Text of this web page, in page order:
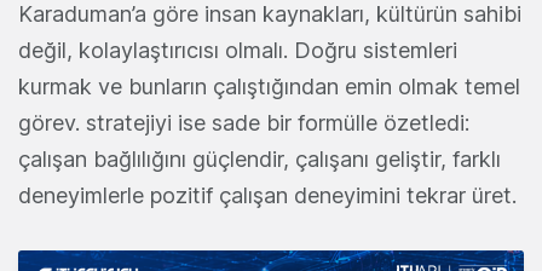
Karaduman’a göre insan kaynakları, kültürün sahibi
değil, kolaylaştırıcısı olmalı. Doğru sistemleri
kurmak ve bunların çalıştığından emin olmak temel
görev. stratejiyi ise sade bir formülle özetledi:
çalışan bağlılığını güçlendir, çalışanı geliştir, farklı
deneyimlerle pozitif çalışan deneyimini tekrar üret.